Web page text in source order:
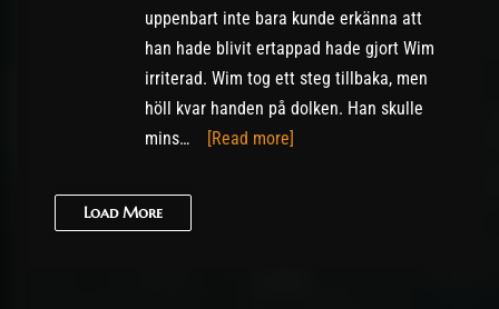
uppenbart inte bara kunde erkänna att
han hade blivit ertappad hade gjort Wim
irriterad. Wim tog ett steg tillbaka, men
höll kvar handen på dolken. Han skulle
mins…
[Read more]
Load More